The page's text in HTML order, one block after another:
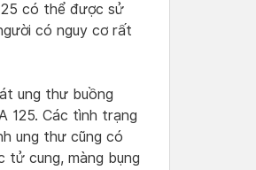
có thể được sử
có nguy cơ rất
ung thư buồng
125. Các tình trạng
ung thư cũng có
tử cung, màng bụng